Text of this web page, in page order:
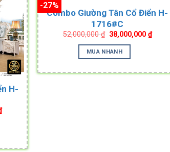
H-
Current
price
37,000,000 ₫.
-27%
Combo Giường Tân Cổ Điển H-
1716#C
52,000,000₫ Original
price
was:
52,000,000 ₫.
38,000,000 ₫
price
MUA NHANH